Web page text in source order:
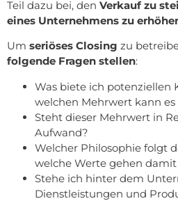
Teil dazu bei, den Verkauf zu
eines Unternehmens zu
Um seriöses Closing zu
folgende Fragen stellen:
Was biete ich potenziellen
welchen Mehrwert kann es
Steht dieser Mehrwert in
Aufwand?
Welcher Philosophie folgt
welche Werte gehen
Stehe ich hinter dem
Dienstleistungen und